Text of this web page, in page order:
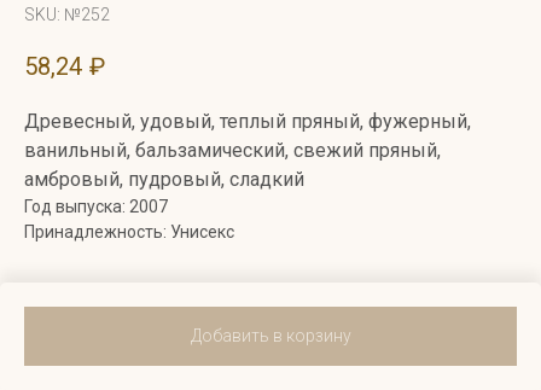
SKU: №252
58,24 ₽
Добавить в корзину
Древесный, удовый, теплый пряный, фужерный,
ванильный, бальзамический, свежий пряный,
амбровый, пудровый, сладкий
Год выпуска: 2007
Принадлежность: Унисекс